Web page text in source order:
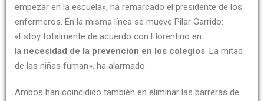
empezar en la escuela», ha remarcado el presidente de los
enfermeros. En la misma línea se mueve Pilar Garrido:
«Estoy totalmente de acuerdo con Florentino en
la necesidad de la prevención en los colegios. La mitad
de las niñas fuman», ha alarmado.
Ambos han coincidido también en eliminar las barreras de